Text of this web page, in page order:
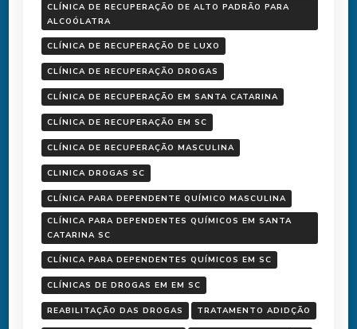
CLÍNICA DE RECUPERAÇÃO DE ALTO PADRÃO PARA
ALCOÓLATRA
CLÍNICA DE RECUPERAÇÃO DE LUXO
CLÍNICA DE RECUPERAÇÃO DROGAS
CLÍNICA DE RECUPERAÇÃO EM SANTA CATARINA
CLÍNICA DE RECUPERAÇÃO EM SC
CLÍNICA DE RECUPERAÇÃO MASCULINA
CLINICA DROGAS SC
CLÍNICA PARA DEPENDENTE QUÍMICO MASCULINA
CLÍNICA PARA DEPENDENTES QUÍMICOS EM SANTA
CATARINA SC
CLÍNICA PARA DEPENDENTES QUÍMICOS EM SC
CLÍNICAS DE DROGAS EM EM SC
REABILITAÇÃO DAS DROGAS TRATAMENTO ADIDÇÃO